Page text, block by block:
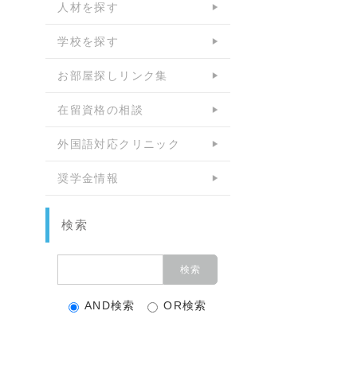
人材を探す
学校を探す
お部屋探しリンク集
在留資格の相談
外国語対応クリニック
奨学金情報
検索
AND検索 OR検索